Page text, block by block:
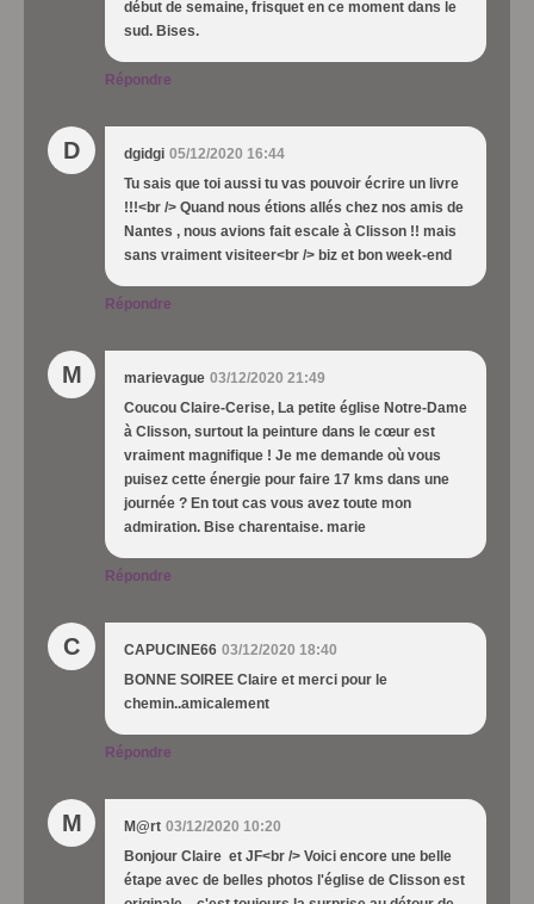
début de semaine, frisquet en ce moment dans le
sud. Bises.
Répondre
D dgidgi 05/12/2020 16:44
Tu sais que toi aussi tu vas pouvoir écrire un livre
!!!<br /> Quand nous étions allés chez nos amis de
Nantes , nous avions fait escale à Clisson !! mais
sans vraiment visiteer<br /> biz et bon week-end
Répondre
M marievague 03/12/2020 21:49
Coucou Claire-Cerise, La petite église Notre-Dame
à Clisson, surtout la peinture dans le cœur est
vraiment magnifique ! Je me demande où vous
puisez cette énergie pour faire 17 kms dans une
journée ? En tout cas vous avez toute mon
admiration. Bise charentaise. marie
Répondre
C CAPUCINE66 03/12/2020 18:40
BONNE SOIREE Claire et merci pour le
chemin..amicalement
Répondre
M M@rt 03/12/2020 10:20
Bonjour Claire et JF<br /> Voici encore une belle
étape avec de belles photos l'église de Clisson est